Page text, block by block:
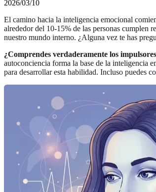
2026/03/10
El camino hacia la inteligencia emocional
alrededor del 10-15% de las personas cumplen
nuestro mundo interno. ¿Alguna vez te has
¿Comprendes verdaderamente los
autoconciencia forma la base de la inteligencia
para desarrollar esta habilidad. Incluso puedes